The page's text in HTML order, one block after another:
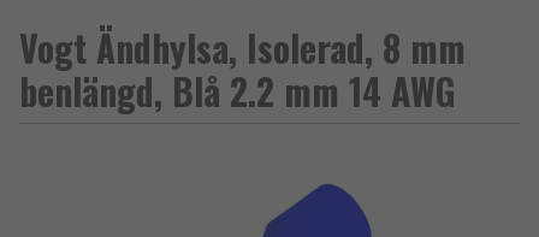
Vogt Ändhylsa, Isolerad, 8 mm
benlängd, Blå 2.2 mm 14 AWG